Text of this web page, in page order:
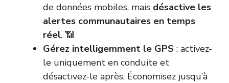
de données mobiles, mais désactive les
alertes communautaires en temps
réel. 📶
Gérez intelligemment le GPS : activez-
le uniquement en conduite et
désactivez-le après. Économisez jusqu’à